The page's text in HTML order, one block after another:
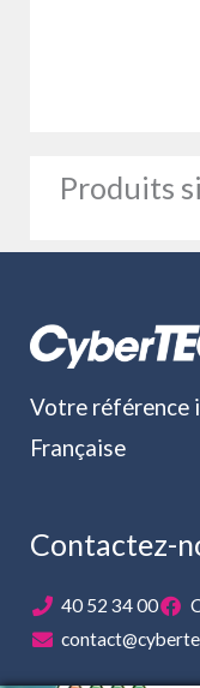
Produits
Votre référence
Française
Contactez-
40 52 34 00